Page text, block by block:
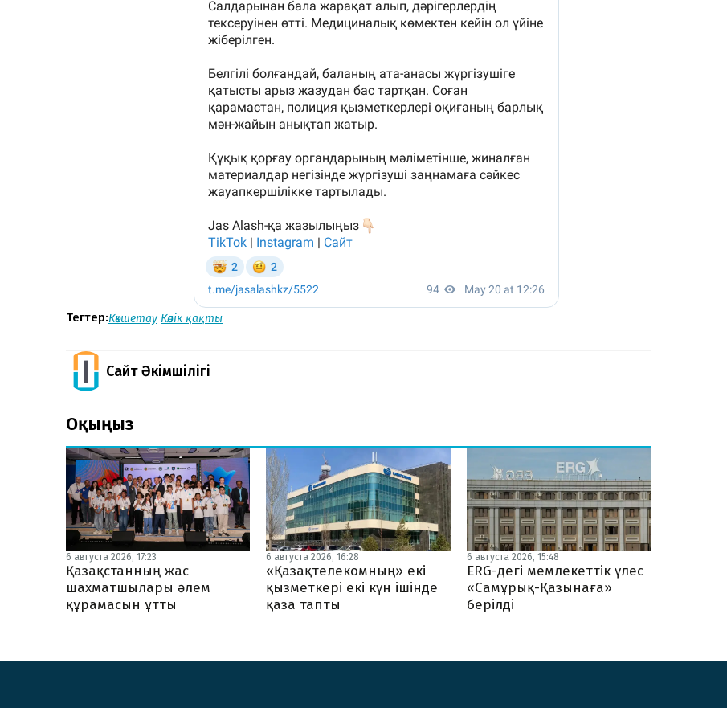
Тегтер:Көкшетау Көлік қақты
Сайт Әкімшілігі
Оқыңыз
6 августа 2026, 17:23
Қазақстанның жас
шахматшылары әлем
құрамасын ұтты
6 августа 2026, 16:28
«Қазақтелекомның» екі
қызметкері екі күн ішінде
қаза тапты
6 августа 2026, 15:48
ERG-дегі мемлекеттік үлес
«Самұрық-Қазынаға»
берілді